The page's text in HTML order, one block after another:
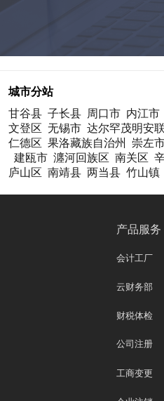
城市分站
甘谷县 子长县 周口市 内江市
文登区 无锡市 达尔罕茂明安
仁德区 果洛藏族自治州 崇左
建瓯市 瀍河回族区 南关区
庐山区 南靖县 两当县 竹山镇
产品服务
会计工厂
云财务部
财税体检
公司注册
工商变更